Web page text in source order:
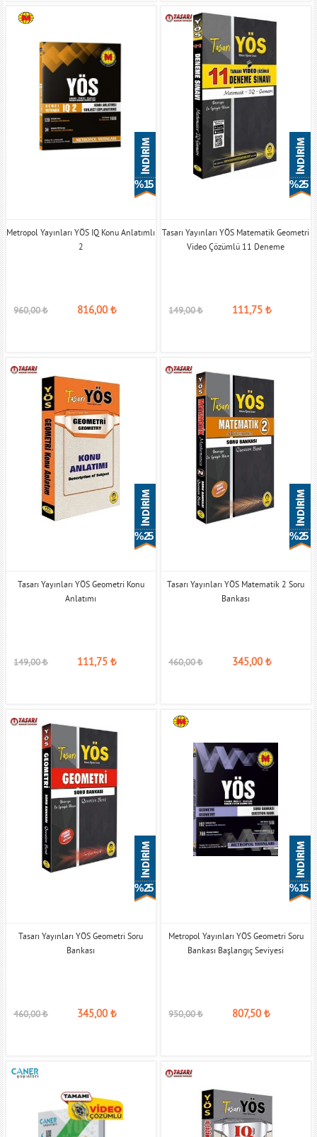
% 15
Metropol Yayınları YÖS IQ Konu Anlatımlı
2
960,00₺ 816,00₺
% 25
Tasarı Yayınları YÖS Matematik Geometri
Video Çözümlü 11 Deneme
149,00₺ 111,75 ₺
% 25
Tasarı Yayınları YÖS Geometri Konu
Anlatımı
149,00₺ 111,75 ₺
% 25
Tasarı Yayınları YÖS Matematik 2 Soru
Bankası
460,00₺ 345,00₺
% 25
Tasarı Yayınları YÖS Geometri Soru
Bankası
460,00₺ 345,00₺
% 15
Metropol Yayınları YÖS Geometri Soru
Bankası Başlangıç Seviyesi
950,00₺ 807,50₺